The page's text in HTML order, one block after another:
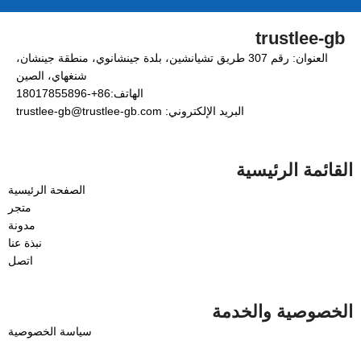
trustlee-gb
العنوان: رقم 307 طريق تشيانشين، بلدة جينشانوي، منطقة جينشان،
شنغهاي، الصين
الهاتف:86+-18017855896
البريد الإلكتروني: trustlee-gb@trustlee-gb.com
القائمة الرئيسية
الصفحة الرئيسية
متجر
مدونة
نبذة عنا
اتصل
الخصوصية والخدمة
سياسة الخصوصية